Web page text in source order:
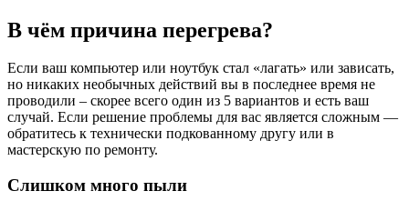
В чём причина перегрева?
Если ваш компьютер или ноутбук стал «лагать» или зависать,
но никаких необычных действий вы в последнее время не
проводили – скорее всего один из 5 вариантов и есть ваш
случай. Если решение проблемы для вас является сложным —
обратитесь к технически подкованному другу или в
мастерскую по ремонту.
Слишком много пыли